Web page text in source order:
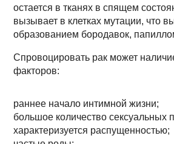
остается в тканях в спящем
вызывает в клетках мутации, что
образованием бородавок,
Спровоцировать рак может
факторов:
раннее начало интимной жизни;
большое количество сексуальных
характеризуется распущенностью;